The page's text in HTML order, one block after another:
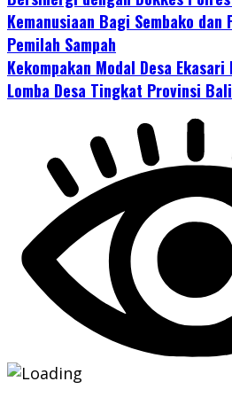
Kemanusiaan Bagi Sembako dan
Pemilah Sampah
Kekompakan Modal Desa
Lomba Desa Tingkat Provinsi Bali